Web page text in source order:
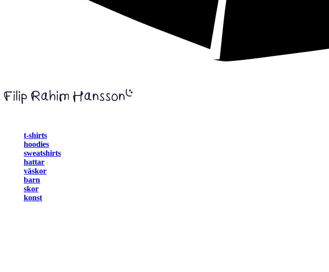
t-shirts
hoodies
sweatshirts
hattar
väskor
barn
skor
konst